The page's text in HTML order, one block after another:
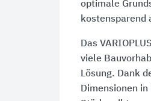
optimale
kostensparend
Das
viele
Lösung. Dank
Dimensionen